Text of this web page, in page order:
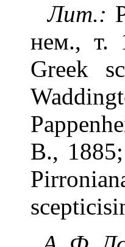
Лит.:
нем., т.
Greek
B.,